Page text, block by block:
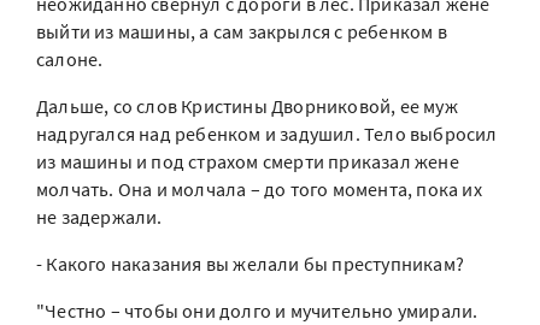
выйти из машины, а сам закрылся с ребенком в
салоне.
Дальше, со слов Кристины Дворниковой, ее муж
надругался над ребенком и задушил. Тело выбросил
из машины и под страхом смерти приказал жене
молчать. Она и молчала – до того момента, пока их
не задержали.
- Какого наказания вы желали бы преступникам?
"Честно – чтобы они долго и мучительно умирали.